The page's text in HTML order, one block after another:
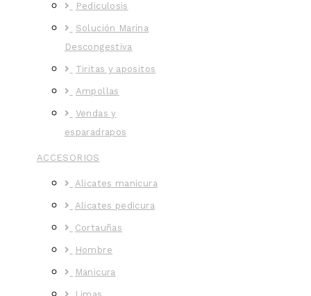
Pediculosis
Solución Marina
Descongestiva
Tiritas y apositos
Ampollas
Vendas y
esparadrapos
ACCESORIOS
Alicates manicura
Alicates pedicura
Cortauñas
Hombre
Manicura